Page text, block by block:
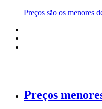
Preços são os menores
Preços